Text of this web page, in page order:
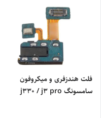
فلت هندزفری و میکروفون
سامسونگ j330 / j3 pro